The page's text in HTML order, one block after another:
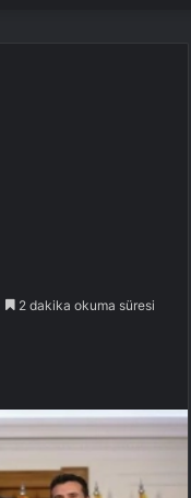
2 dakika okuma süresi